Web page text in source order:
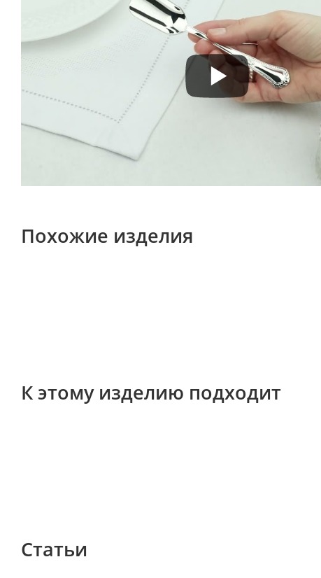
Похожие изделия
К этому изделию подходит
Статьи